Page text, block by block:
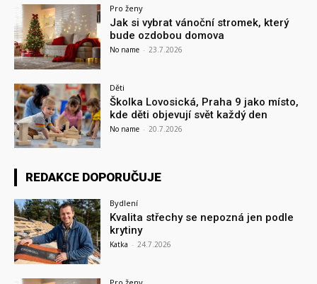
Pro ženy
Jak si vybrat vánoční stromek, který
bude ozdobou domova
No name - 23.7.2026
Děti
Školka Lovosická, Praha 9 jako místo,
kde děti objevují svět každý den
No name - 20.7.2026
REDAKCE DOPORUČUJE
Bydlení
Kvalita střechy se nepozná jen podle
krytiny
Katka - 24.7.2026